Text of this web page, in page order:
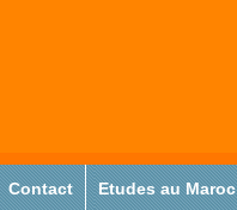
Contact Etudes au Maroc